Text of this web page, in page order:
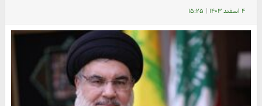
۴ اسفند ۱۴۰۳ | ۱۵:۲۵